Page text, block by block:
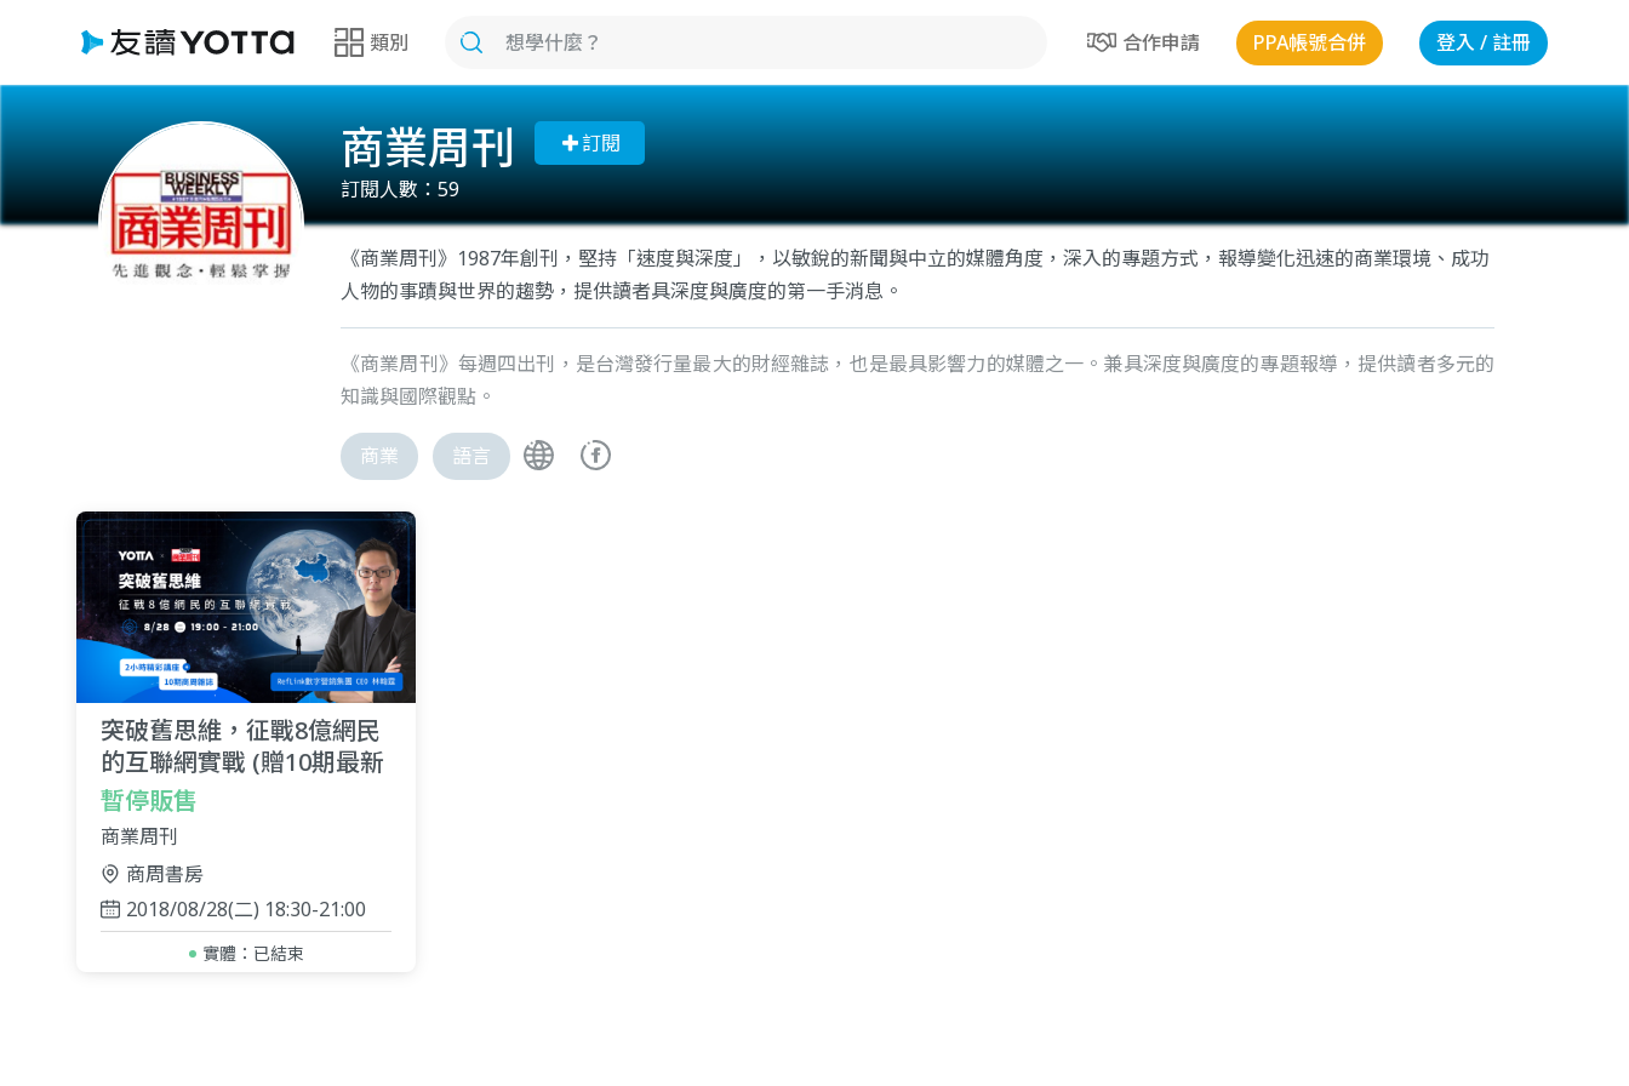
類別 合作申請 PPA帳號合併 登入 / 註冊
商業周刊
訂閱
訂閱人數：59
《商業周刊》1987年創刊，堅持「速度與深度」，以敏銳的新聞與中立的媒體角度，深入的專題方式，報導變化迅速的商業環境、成功
人物的事蹟與世界的趨勢，提供讀者具深度與廣度的第一手消息。
《商業周刊》每週四出刊，是台灣發行量最大的財經雜誌，也是最具影響力的媒體之一。兼具深度與廣度的專題報導，提供讀者多元的
知識與國際觀點。
商業 語言
突破舊思維，征戰8億網民
的互聯網實戰 (贈10期最新
商周)
暫停販售
商業周刊
商周書房
2018/08/28(二) 18:30-21:00
實體： 已結束